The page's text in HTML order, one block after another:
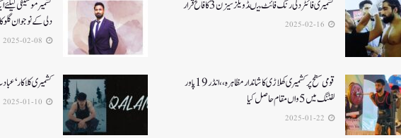
کشمیری فائٹر دلی رنگ فائٹ میںڈویلز سیزن 3کا فاتح قرار
کشمیرموسیقی
دلی کے نوجوان گلوکارنے3نئے
قومی سطح پر کشمیری کھلاڑی کا شاندار مظاہرہ،،انڈر19پاور
لفٹنگ میں5واں مقام حاصل کیا
کشمیری کلاکار